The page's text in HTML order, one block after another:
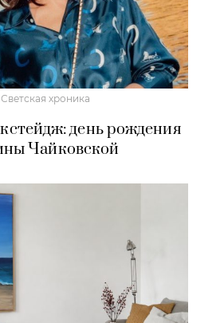
Светская хроника
день рождения
Чайковской